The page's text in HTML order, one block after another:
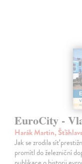
EuroCity -
Harák Martin,
Jak se zrodila síť
promítl do železniční